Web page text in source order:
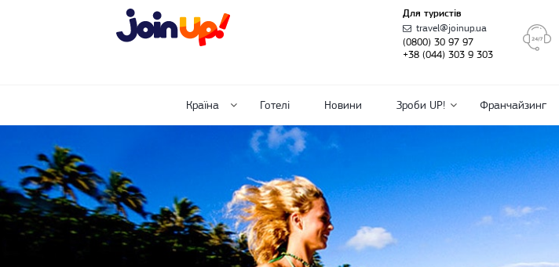
Для туристів
travel@joinup.ua
(0800) 30 97 97
+38 (044) 303 9 303
Країна Готелі Новини Зроби UP! Франчайзинг